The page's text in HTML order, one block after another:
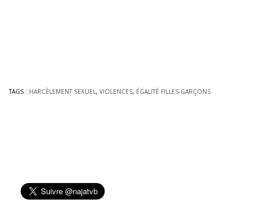
TAGS : HARCÈLEMENT SEXUEL , VIOLENCES, ÉGALITÉ FILLES-GARÇONS